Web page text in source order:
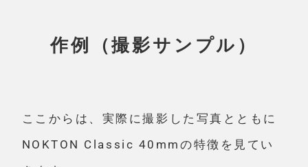
作例（撮影サンプル）
ここからは、実際に撮影した写真とともに
NOKTON Classic 40mmの特徴を見てい